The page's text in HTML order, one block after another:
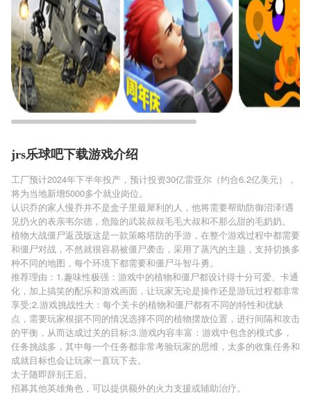
jrs乐球吧下载游戏介绍
工厂预计2024年下半年投产，预计投资30亿雷亚尔（约合6.2亿美元），
将为当地新增5000多个就业岗位。
认识乔的家人慢乔并不是盒子里最犀利的人，他将需要帮助防御沼泽!遇
见扔火的表亲韦尔德，危险的武装叔叔毛毛大叔和不那么甜的毛奶奶。
植物大战僵尸返茂版这是一款策略塔防的手游，在整个游戏过程中都需要
和僵尸对战，不然就很容易被僵尸袭击，采用了蒸汽的主题，支持切换多
种不同的地图，每个环境下都需要和僵尸斗智斗勇。
推荐理由：1.趣味性极强：游戏中的植物和僵尸都设计得十分可爱、卡通
化，加上搞笑的配乐和游戏画面，让玩家无论是操作还是游玩过程都非常
享受;2.游戏挑战性大：每个关卡的植物和僵尸都有不同的特性和优缺
点，需要玩家根据不同的情况选择不同的植物摆放位置，进行间隔和攻击
的平衡，从而达成过关的目标;3.游戏内容丰富：游戏中包含的模式多，
任务挑战多，其中每一个任务都非常考验玩家的思维，太多的收集任务和
成就目标也会让玩家一直玩下去。
太子随即辞别王后。
招募其他英雄角色，可以提供额外的火力支援或辅助治疗。